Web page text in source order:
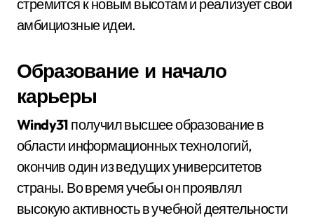
стремится к новым высотам и реализует свои
амбициозные идеи.
Образование и начало
карьеры
Windy31 получил высшее образование в
области информационных технологий,
окончив один из ведущих университетов
страны. Во время учебы он проявлял
высокую активность в учебной деятельности